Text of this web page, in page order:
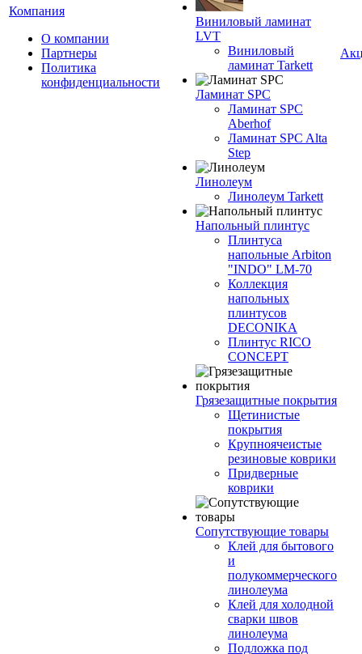
Компания
О компании
Партнеры
Политика
конфиденциальности
Виниловый ламинат
LVT
Виниловый
ламинат Tarkett
Ламинат SPC
Ламинат SPC
Aberhof
Ламинат SPC Alta
Step
Линолеум
Линолеум Tarkett
Напольный плинтус
Плинтуса
напольные Arbiton
"INDO" LM-70
Коллекция
напольных
плинтусов
DECONIKA
Плинтус RICO
CONCEPT
Грязезащитные покрытия
Щетинистые
покрытия
Крупноячеистые
резиновые коврики
Придверные
коврики
Сопутствующие товары
Клей для бытового
и
полукоммерческого
линолеума
Клей для холодной
сварки швов
линолеума
Подложка под